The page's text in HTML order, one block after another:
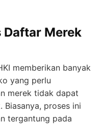
Daftar Merek
memberikan banyak
yang perlu
merek tidak dapat
proses ini
tergantung pada